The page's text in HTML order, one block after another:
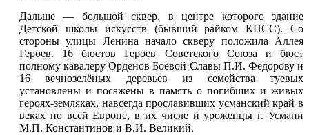
Дальше — большой сквер, в центре которого здание
Детской школы искусств (бывший райком КПСС). Со
стороны улицы Ленина начало скверу положила Аллея
Героев. 16 бюстов Героев Советского Союза и бюст
полному кавалеру Орденов Боевой Славы П.И. Фёдорову и
16 вечнозелёных деревьев из семейства туевых
установлены и посажены в память о погибших и живых
героях-земляках, навсегда прославивших усманский край в
веках по всей Европе, в их числе и уроженцыг. Усмани
М.П. Константинов и В.И. Великий.